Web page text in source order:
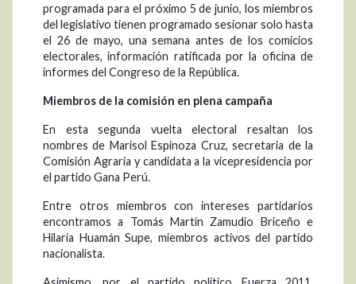
programada para el próximo 5 de junio, los miembros
del legislativo tienen programado sesionar solo hasta
el 26 de mayo, una semana antes de los comicios
electorales, información ratificada por la oficina de
informes del Congreso de la República.
Miembros de la comisión en plena campaña
En esta segunda vuelta electoral resaltan los
nombres de Marisol Espinoza Cruz, secretaria de la
Comisión Agraria y candidata a la vicepresidencia por
el partido Gana Perú.
Entre otros miembros con intereses partidarios
encontramos a Tomás Martín Zamudio Briceño e
Hilaria Huamán Supe, miembros activos del partido
nacionalista.